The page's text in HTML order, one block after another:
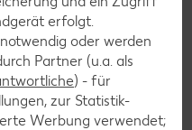
erfolgt.
oder werden
Partner (u.a. als
) - für
zur Statistik-
Werbung verwendet;